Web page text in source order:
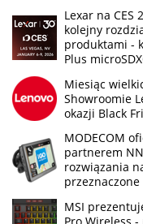
Lexar na CES
kolejny
produktami -
Plus
Miesiąc
Showroomie
okazji Black
MODECOM
partnerem
rozwiązania
MSI
Pro Wireless